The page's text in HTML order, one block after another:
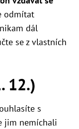
odmítat
dál
se z vlastních
12.)
s
jim nemíchali